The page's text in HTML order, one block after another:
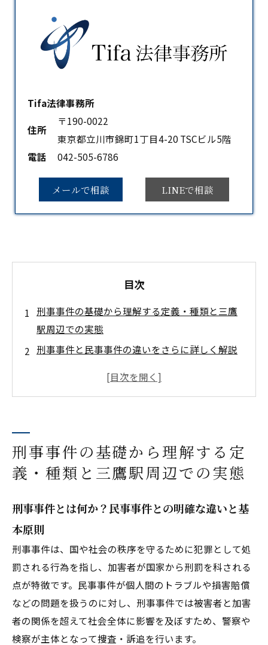
Tifa法律事務所
住所
〒190-0022
東京都立川市錦町1丁目4-20 TSCビル5階
電話
042-505-6786
メールで相談 LINEで相談
目次
刑事事件の基礎から理解する定義・種類と三鷹
駅周辺での実態
刑事事件と民事事件の違いをさらに詳しく解説
事件発生から逮捕までの緊急フロー
獲得まで
SNS・メディア情報の信憑性
三鷹市の刑事事件について
三鷹市で刑事事件が選ばれる（求められる）理
由について
三鷹市について
これまでのおさらいとまとめ
事務所概要
関連エリア
刑事事件の基礎から理解する定
義・種類と三鷹駅周辺での実態
刑事事件とは何か？民事事件との明確な違いと基
本原則
刑事事件は、国や社会の秩序を守るために犯罪として処
罰される行為を指し、加害者が国家から刑罰を科される
点が特徴です。民事事件が個人間のトラブルや損害賠償
などの問題を扱うのに対し、刑事事件では被害者と加害
者の関係を超えて社会全体に影響を及ぼすため、警察や
検察が主体となって捜査・訴追を行います。